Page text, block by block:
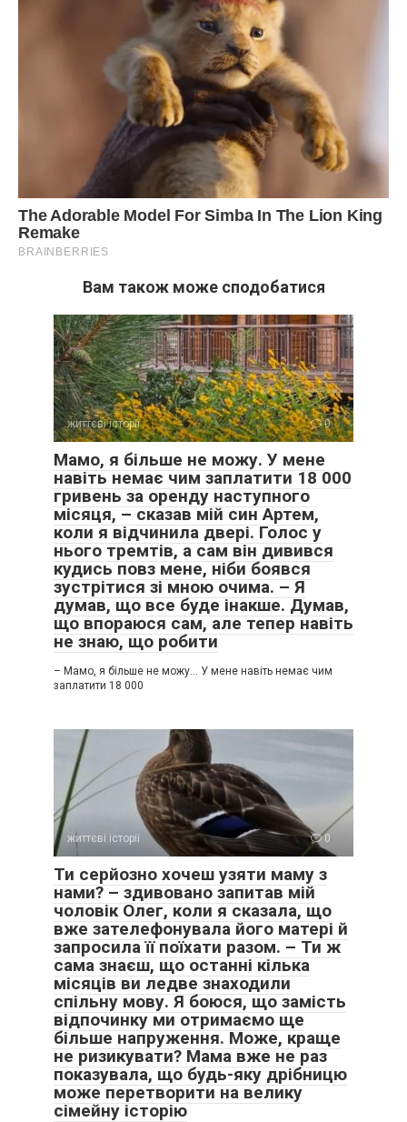
Вам також може сподобатися
життєві історії 0
Мамо, я більше не можу. У мене
навіть немає чим заплатити 18 000
гривень за оренду наступного
місяця, – сказав мій син Артем,
коли я відчинила двері. Голос у
нього тремтів, а сам він дивився
кудись повз мене, ніби боявся
зустрітися зі мною очима. – Я
думав, що все буде інакше. Думав,
що впораюся сам, але тепер навіть
не знаю, що робити
– Мамо, я більше не можу… У мене навіть немає чим
заплатити 18 000
життєві історії 0
Ти серйозно хочеш узяти маму з
нами? – здивовано запитав мій
чоловік Олег, коли я сказала, що
вже зателефонувала його матері й
запросила її поїхати разом. – Ти ж
сама знаєш, що останні кілька
місяців ви ледве знаходили
спільну мову. Я боюся, що замість
відпочинку ми отримаємо ще
більше напруження. Може, краще
не ризикувати? Мама вже не раз
показувала, що будь-яку дрібницю
може перетворити на велику
сімейну історію